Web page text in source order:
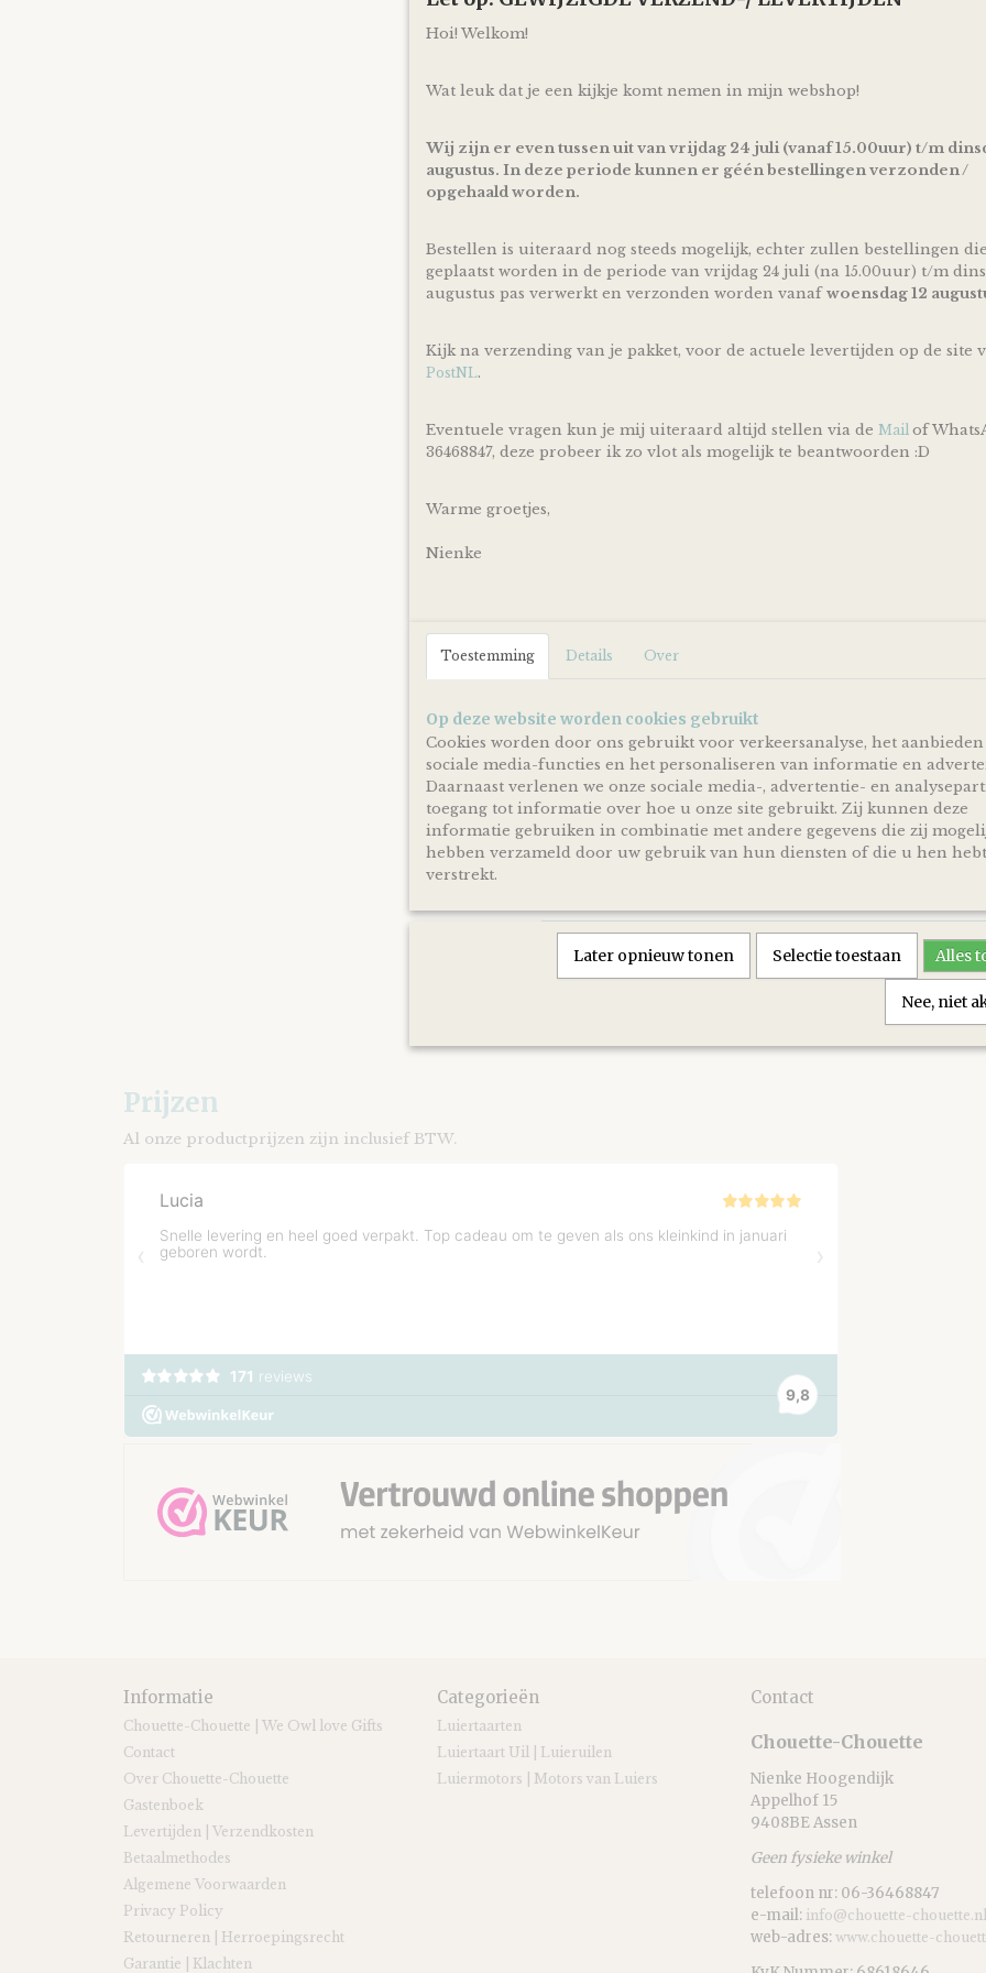
Het doekje heeft een hoofdje van een beertje. Hij heeft
en de puntjes van het knuffeldoekje zijn geknoopt.
Afmetingen van het doekje zijn ca 23cm*23cm
Gemaakt van 100% Polyester en tijdens de productie en
geen giftige stoffen gebruikt.
Kan gewassen worden in de wasmachine op maximaal
Raadpleeg voor gebruik en het wassen altijd eerst het
We Owl love Gifts!
Luiers zijn altijd van harte welkom met een baby op
Met deze Luiertaart Knuffeldoek Beer Roze - Roze heb
vooral bruikbaar kraamcadeau voor een zwangerschap,
Door de mooie combinatie van een heerlijk zacht
roze gekleurde linten is deze Luiertaart Knuffeldoek
volgens traditie ideaal geschikt om cadeau te geven bij
De luiertaart wordt op een kartonnen onderplaat
netjes als cadeau verpakt door middel van doorzichtig
Je kunt je bestelling dagelijks,
, komen
Assen.
binnen Nederland
pakketservice inclusief track en trace code!
Uiteraard is rechtstreeks verzending naar de kersverse
mogelijk! En voor de persoonlijke touch kan je een
aan de ouders (to be) achterlaten in het opmerkingen
en zorg ik ervoor dat er een kaartje toegevoegd wordt
*Producten, op voorraad, worden binnen 1-4 werkdagen
verzonden! De dag van levering is afhankelijk van de
PostNL. Kijk voor de actuele levertijden en dagen altijd
Reacties
Prijzen
Al onze productprijzen zijn inclusief BTW.
Informatie
Chouette-Chouette | We Owl love Gifts
Contact
Over Chouette-Chouette
Gastenboek
Levertijden | Verzendkosten
Betaalmethodes
Algemene Voorwaarden
Privacy Policy
Retourneren | Herroepingsrecht
Garantie | Klachten
Categorieën
Luiertaarten
Luiertaart Uil | Luieruilen
Luiermotors | Motors van Luiers
Contact
Chouette-Chouette
Nienke Hoogendijk
Appelhof 15
9408BE Assen
Geen fysieke winkel
telefoon nr: 06-36468847
e-mail: info@chouette-chouette.nl
web-adres: www.chouette-
Hoi! Welkom!
Wat leuk dat je een kijkje komt nemen in mijn webshop!
Wij zijn er even tussen uit van vrijdag 24 juli (vanaf 15.00uur) t/m
augustus. In deze periode kunnen er géén bestellingen verzonden /
opgehaald worden.
Bestellen is uiteraard nog steeds mogelijk, echter zullen bestellingen die
geplaatst worden in de periode van vrijdag 24 juli (na 15.00uur) t/m
augustus pas verwerkt en verzonden worden vanafwoensdag 12
Kijk na verzending van je pakket, voor de actuele levertijden op de site
PostNL.
Eventuele vragen kun je mij uiteraard altijd stellen via de Mail of
36468847, deze probeer ik zo vlot als mogelijk te beantwoorden :D
Warme groetjes,
Nienke
Toestemming Details Over
Op deze website worden cookies gebruikt
Cookies worden door ons gebruikt voor verkeersanalyse, het
sociale media-functies en het personaliseren van informatie en
Daarnaast verlenen we onze sociale media-, advertentie- en
toegang tot informatie over hoe u onze site gebruikt. Zij kunnen deze
informatie gebruiken in combinatie met andere gegevens die zij
hebben verzameld door uw gebruik van hun diensten of die u hen hebt
verstrekt.
Later opnieuw tonen Selectie toestaan Alles
Nee, niet